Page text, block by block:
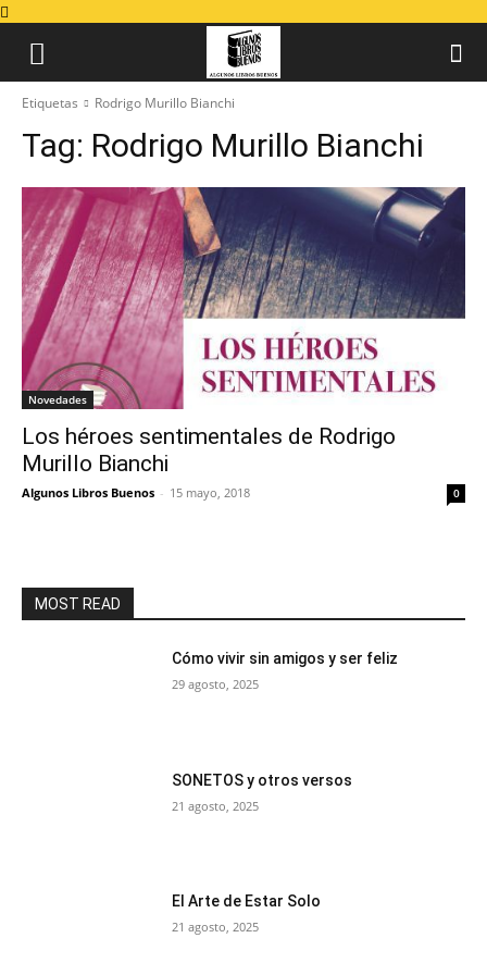
Etiquetas Rodrigo Murillo Bianchi
Tag: Rodrigo Murillo Bianchi
Novedades
Los héroes sentimentales de Rodrigo
Murillo Bianchi
Algunos Libros Buenos - 15 mayo, 2018 0
MOST READ
Cómo vivir sin amigos y ser feliz
29 agosto, 2025
SONETOS y otros versos
21 agosto, 2025
El Arte de Estar Solo
21 agosto, 2025